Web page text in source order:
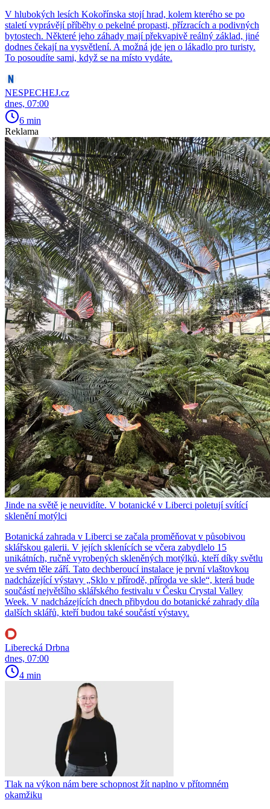
V hlubokých lesích Kokořínska stojí hrad, kolem kterého se po
staletí vyprávějí příběhy o pekelné propasti, přízracích a podivných
bytostech. Některé jeho záhady mají překvapivě reálný základ, jiné
dodnes čekají na vysvětlení. A možná jde jen o lákadlo pro turisty.
To posoudíte sami, když se na místo vydáte.
NESPECHEJ.cz
dnes, 07:00
6 min
Reklama
Jinde na světě je neuvidíte. V botanické v Liberci poletují svítící
sklenění motýlci
Botanická zahrada v Liberci se začala proměňovat v působivou
sklářskou galerii. V jejích sklenících se včera zabydlelo 15
unikátních, ručně vyrobených skleněných motýlků, kteří díky světlu
ve svém těle září. Tato dechberoucí instalace je první vlaštovkou
nadcházející výstavy „Sklo v přírodě, příroda ve skle“, která bude
součástí největšího sklářského festivalu v Česku Crystal Valley
Week. V nadcházejících dnech přibydou do botanické zahrady díla
dalších sklářů, kteří budou také součástí výstavy.
Liberecká Drbna
dnes, 07:00
4 min
Tlak na výkon nám bere schopnost žít naplno v přítomném
okamžiku